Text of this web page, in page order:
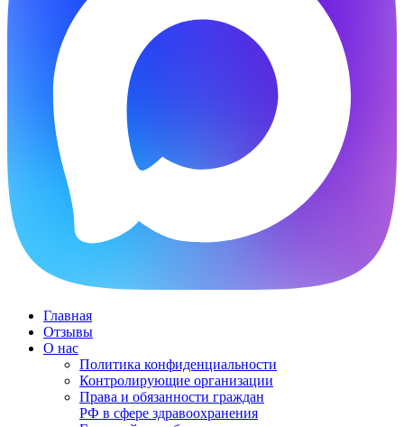
Главная
Отзывы
О нас
Политика конфиденциальности
Контролирующие организации
Права и обязанности граждан
РФ в сфере здравоохранения